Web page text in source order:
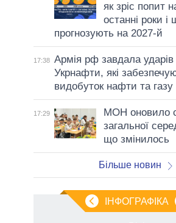
як зріс попит
останні роки і
прогнозують на 2027-й
17:38 Армія рф завдала ударів
Укрнафти, які
видобуток нафти та газу
17:29
МОН оновило
загальної
що змінилось
Більше новин
ІНФОГРАФІКА